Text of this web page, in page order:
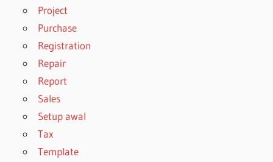
Project
Purchase
Registration
Repair
Report
Sales
Setup awal
Tax
Template